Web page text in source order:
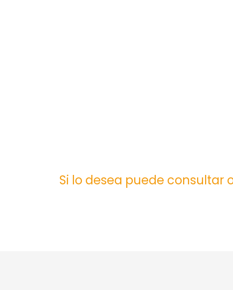
Si lo desea puede consultar